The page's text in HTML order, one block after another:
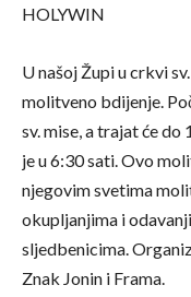
HOLYWIN
U našoj Župi u crkvi
molitveno bdijenje.
sv. mise, a trajat će do
je u 6:30 sati. Ovo
njegovim svetima
okupljanjima i
sljedbenicima.
Znak Jonin i Frama.